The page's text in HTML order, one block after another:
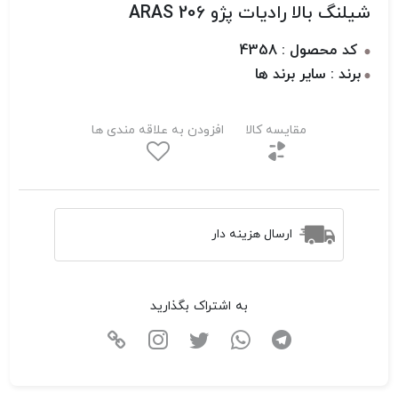
شیلنگ بالا رادیات پژو 206 ARAS
کد محصول : 4358
برند : سایر برند ها
مقایسه کالا افزودن به علاقه مندی ها
ارسال هزینه دار
به اشتراک بگذارید